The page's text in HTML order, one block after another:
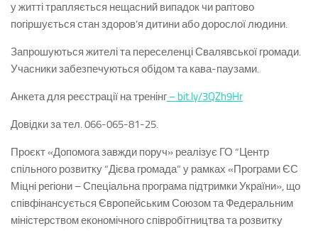
у житті трапляється нещасний випадок чи раптово
погіршується стан здоров’я дитини або дорослої людини.
Запрошуються жителі та переселенці Свалявської громади.
Учасники забезпечуються обідом та кава-паузами.
Анкета для реєстрації на тренінг – bit.ly/3QZh9Hr
Довідки за тел. 066-065-81-25.
Проєкт «Допомога завжди поруч» реалізує ГО “Центр
спільного розвитку “Дієва громада” у рамках «Програми ЄС
Міцні регіони – Спеціальна програма підтримки України», що
співфінансується Європейським Союзом та Федеральним
міністерством економічного співробітництва та розвитку